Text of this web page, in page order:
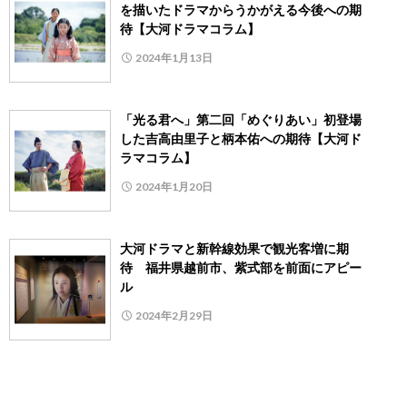
を描いたドラマからうかがえる今後への期
待【大河ドラマコラム】
2024年1月13日
「光る君へ」第二回「めぐりあい」初登場
した吉高由里子と柄本佑への期待【大河ド
ラマコラム】
2024年1月20日
大河ドラマと新幹線効果で観光客増に期
待 福井県越前市、紫式部を前面にアピー
ル
2024年2月29日